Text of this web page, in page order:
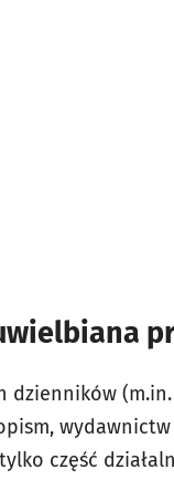
(m.in.
część